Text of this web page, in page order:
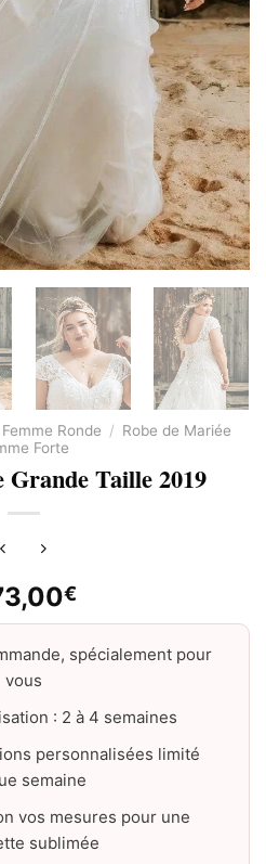
Ronde / Robe de Mariée
Forte
Grande Taille 2019
€
spécialement pour
vous
: 2 à 4 semaines
personnalisées limité
semaine
vos mesures pour une
sublimée